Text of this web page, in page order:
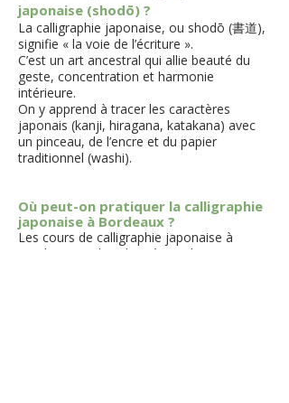
japonaise (shodō) ?
La calligraphie japonaise, ou shodō (書道),
signifie « la voie de l’écriture ».
C’est un art ancestral qui allie beauté du
geste, concentration et harmonie
intérieure.
On y apprend à tracer les caractères
japonais (kanji, hiragana, katakana) avec
un pinceau, de l’encre et du papier
traditionnel (washi).
Où peut-on pratiquer la calligraphie
japonaise à Bordeaux ?
Les cours de calligraphie japonaise à
Bordeaux et dans la métropole pour notre